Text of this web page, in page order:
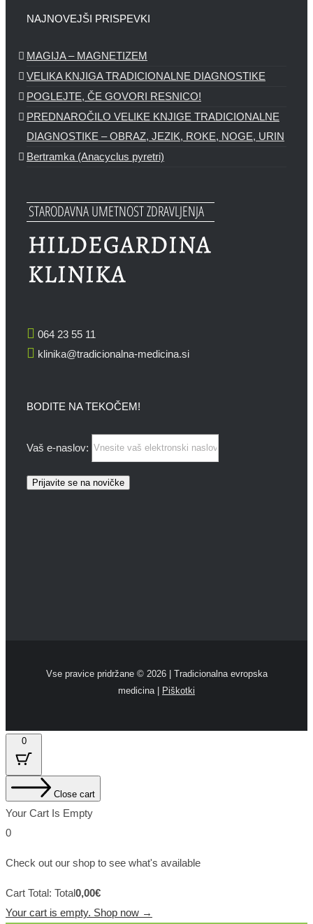
NAJNOVEJŠI PRISPEVKI
MAGIJA – MAGNETIZEM
VELIKA KNJIGA TRADICIONALNE DIAGNOSTIKE
POGLEJTE, ČE GOVORI RESNICO!
PREDNAROČILO VELIKE KNJIGE TRADICIONALNE
DIAGNOSTIKE – OBRAZ, JEZIK, ROKE, NOGE, URIN
Bertramka (Anacyclus pyretri)
064 23 55 11
klinika@tradicionalna-medicina.si
BODITE NA TEKOČEM!
Vaš e-naslov:
Vse pravice pridržane © 2026 | Tradicionalna evropska
medicina | Piškotki
0
Close cart
Your Cart Is Empty
0
Check out our shop to see what's available
Cart Total: Total0,00€
Your cart is empty. Shop now →